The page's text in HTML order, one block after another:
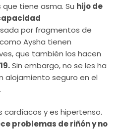
que tiene asma. Su hijo de
por fragmentos de
Aysha tienen
que también los hacen
Sin embargo, no se les ha
alojamiento seguro en el
cardíacos y es hipertenso.
problemas de riñón y no